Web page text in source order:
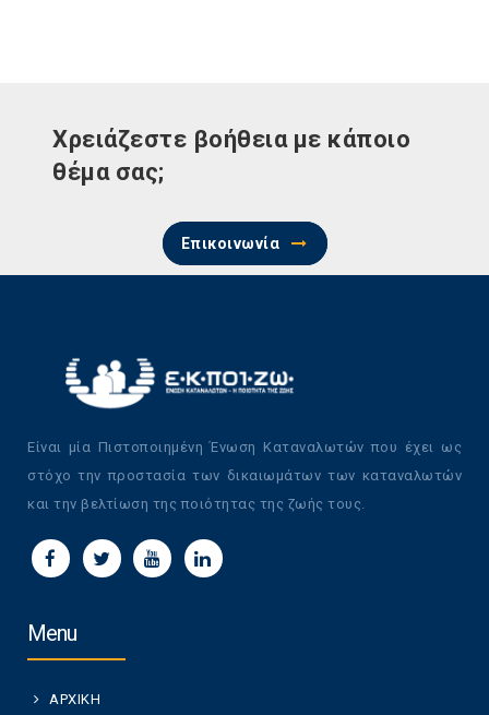
Χρειάζεστε βοήθεια με κάποιο
θέμα σας;
Επικοινωνία
Είναι μία Πιστοποιημένη Ένωση Καταναλωτών που έχει ως
στόχο την προστασία των δικαιωμάτων των καταναλωτών
και την βελτίωση της ποιότητας της ζωής τους.
Menu
ΑΡΧΙΚΗ